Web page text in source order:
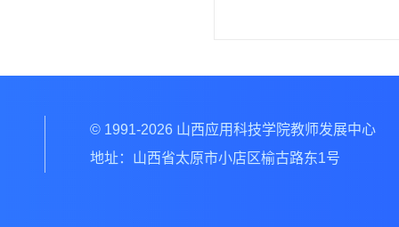
© 1991-2026 山西应用科技学院教师发展中心
地址：山西省太原市小店区榆古路东1号